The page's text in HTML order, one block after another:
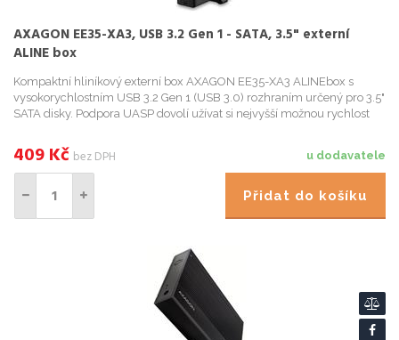
AXAGON EE35-XA3, USB 3.2 Gen 1 - SATA, 3.5" externí
ALINE box
Kompaktní hliníkový externí box AXAGON EE35-XA3 ALINEbox s
vysokorychlostním USB 3.2 Gen 1 (USB 3.0) rozhraním určený pro 3.5"
SATA disky. Podpora UASP dovolí užívat si nejvyšší možnou rychlost
u dodavatele
409Kč bez DPH
Přidat do košíku